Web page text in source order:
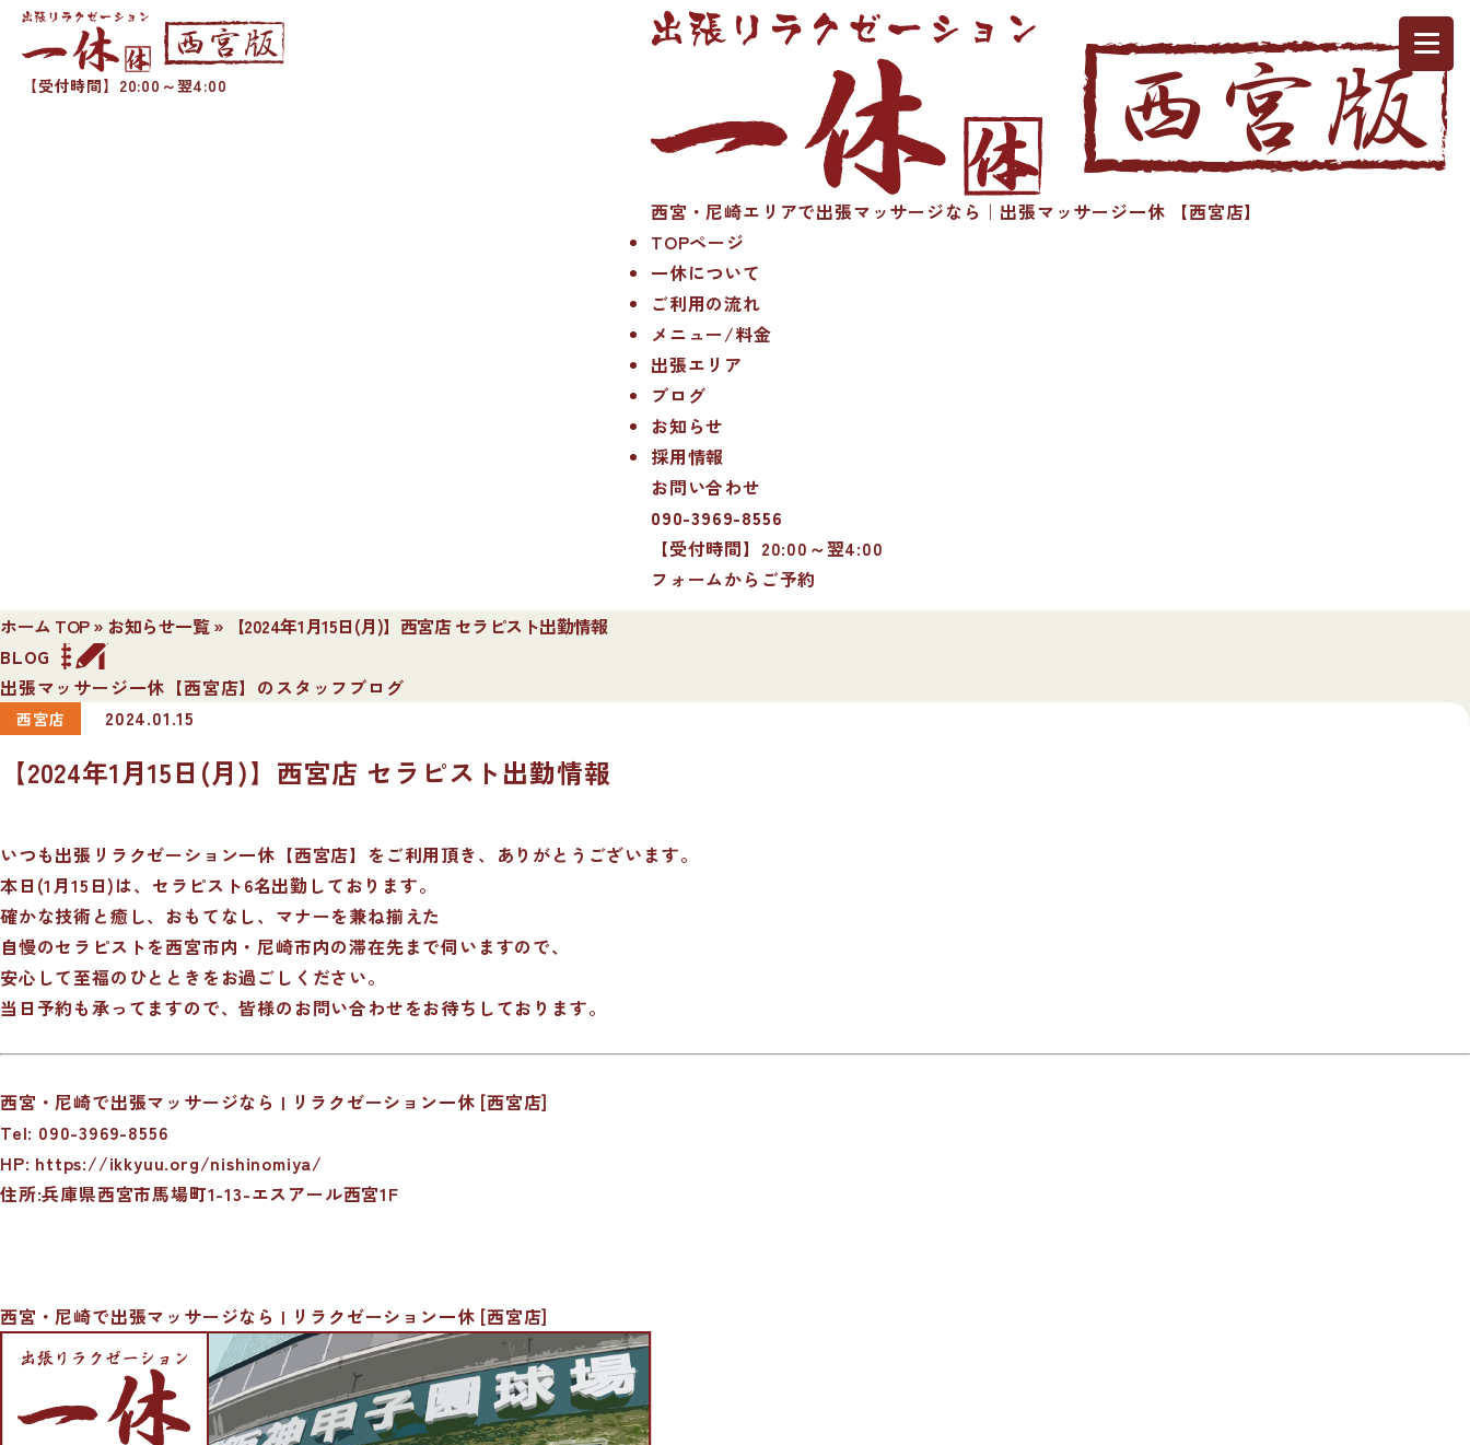
【受付時間】20:00～翌4:00
西宮・尼崎エリアで出張マッサージなら｜出張マッサージ一休 【西宮店】
TOPページ
一休について
ご利用の流れ
メニュー/料金
出張エリア
ブログ
お知らせ
採用情報
お問い合わせ
090-3969-8556
【受付時間】20:00～翌4:00
フォームからご予約
ホーム TOP» お知らせ一覧»
【2024年1月15日(月)】西宮店 セラピスト出勤情報
BLOG
出張マッサージ一休【西宮店】のスタッフブログ
西宮店 2024.01.15
【2024年1月15日(月)】西宮店 セラピスト出勤情報
いつも出張リラクゼーション一休【西宮店】をご利用頂き、ありがとうございます。
本日(1月15日)は、セラピスト6名出勤しております。
確かな技術と癒し、おもてなし、マナーを兼ね揃えた
自慢のセラピストを西宮市内・尼崎市内の滞在先まで伺いますので、
安心して至福のひとときをお過ごしください。
当日予約も承ってますので、皆様のお問い合わせをお待ちしております。
西宮・尼崎で出張マッサージなら | リラクゼーション一休 [西宮店]
Tel: 090-3969-8556
HP: https://ikkyuu.org/nishinomiya/
住所:兵庫県西宮市馬場町1-13-エスアール西宮1F
西宮・尼崎で出張マッサージなら | リラクゼーション一休 [西宮店]